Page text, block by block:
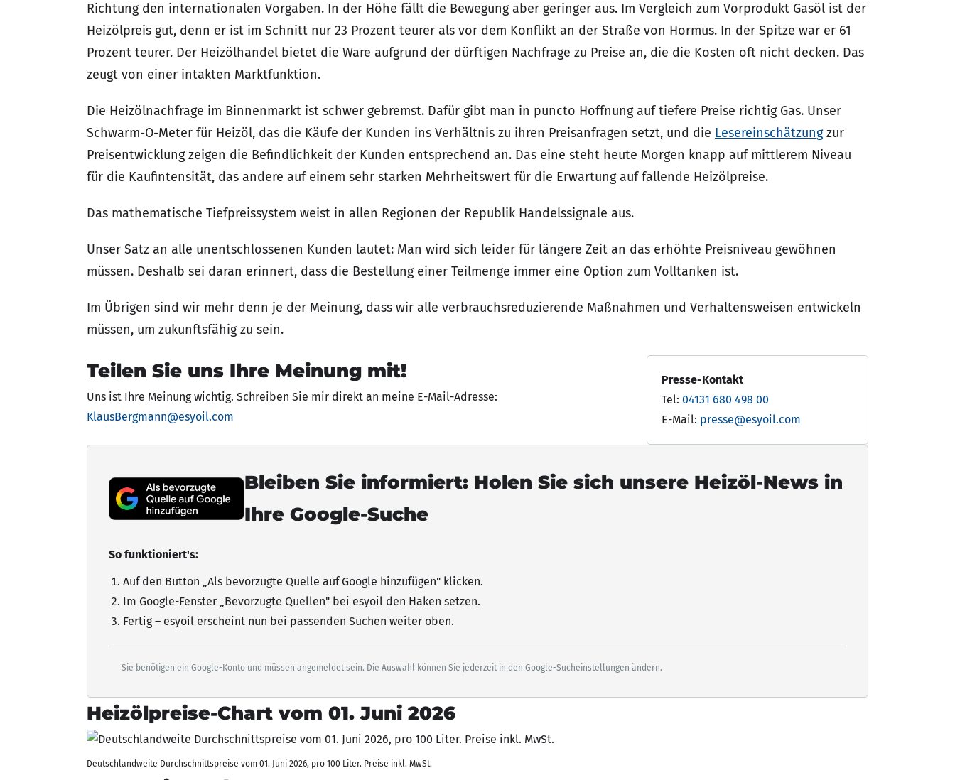
Richtung den internationalen Vorgaben. In der Höhe fällt die Bewegung aber geringer aus. Im Vergleich zum Vorprodukt Gasöl ist der
Heizölpreis gut, denn er ist im Schnitt nur 23 Prozent teurer als vor dem Konflikt an der Straße von Hormus. In der Spitze war er 61
Prozent teurer. Der Heizölhandel bietet die Ware aufgrund der dürftigen Nachfrage zu Preise an, die die Kosten oft nicht decken. Das
zeugt von einer intakten Marktfunktion.
Die Heizölnachfrage im Binnenmarkt ist schwer gebremst. Dafür gibt man in puncto Hoffnung auf tiefere Preise richtig Gas. Unser
Schwarm-O-Meter für Heizöl, das die Käufe der Kunden ins Verhältnis zu ihren Preisanfragen setzt, und die Lesereinschätzungzur
Preisentwicklung zeigen die Befindlichkeit der Kunden entsprechend an. Das eine steht heute Morgen knapp auf mittlerem Niveau
für die Kaufintensität, das andere auf einem sehr starken Mehrheitswert für die Erwartung auf fallende Heizölpreise.
Das mathematische Tiefpreissystem weist in allen Regionen der Republik Handelssignale aus.
Unser Satz an alle unentschlossenen Kunden lautet: Man wird sich leider für längere Zeit an das erhöhte Preisniveau gewöhnen
müssen. Deshalb sei daran erinnert, dass die Bestellung einer Teilmenge immer eine Option zum Volltanken ist.
Im Übrigen sind wir mehr denn je der Meinung, dass wir alle verbrauchsreduzierende Maßnahmen und Verhaltensweisen entwickeln
müssen, um zukunftsfähig zu sein.
Teilen Sie uns Ihre Meinung mit!
Uns ist Ihre Meinung wichtig. Schreiben Sie mir direkt an meine E-Mail-Adresse:
KlausBergmann@esyoil.com
Presse-Kontakt
Tel: 04131 680 498 00
E-Mail: presse@esyoil.com
Bleiben Sie informiert: Holen Sie sich unsere Heizöl-News in
Ihre Google-Suche
So funktioniert's:
Auf den Button „Als bevorzugte Quelle auf Google hinzufügen" klicken.
Im Google-Fenster „Bevorzugte Quellen" bei esyoil den Haken setzen.
Fertig – esyoil erscheint nun bei passenden Suchen weiter oben.
Sie benötigen ein Google-Konto und müssen angemeldet sein. Die Auswahl können Sie jederzeit in den Google-Sucheinstellungen ändern.
Heizölpreise-Chart vom 01. Juni 2026
Deutschlandweite Durchschnittspreise vom 01. Juni 2026, pro 100 Liter. Preise inkl. MwSt.